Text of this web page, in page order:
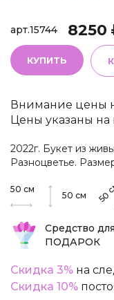
арт.15744 8250
КУПИТЬ
Внимание цены
Цены указаны на
2022г. Букет из
Разноцветье.
50 см
50 см 50
Средство
ПОДАРОК
Скидка 3% на
Скидка 10%